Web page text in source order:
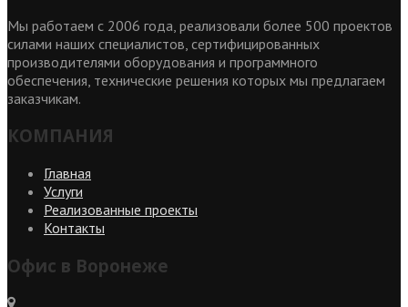
Мы работаем с 2006 года, реализовали более 500 проектов
силами наших специалистов, сертифицированных
производителями оборудования и программного
обеспечения, технические решения которых мы предлагаем
заказчикам.
КОМПАНИЯ
Главная
Услуги
Реализованные проекты
Контакты
Офис в Воронеже